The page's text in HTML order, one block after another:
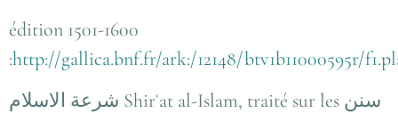
édition 1501-1600
:http://gallica.bnf.fr/ark:/12148/btv1b11000595r/
شرعة الاسلام Shirʿat al-Islam, traité sur les سنن